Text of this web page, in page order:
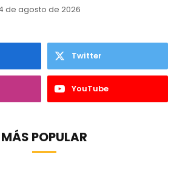
de agosto de 2026
Twitter
YouTube
MÁS POPULAR